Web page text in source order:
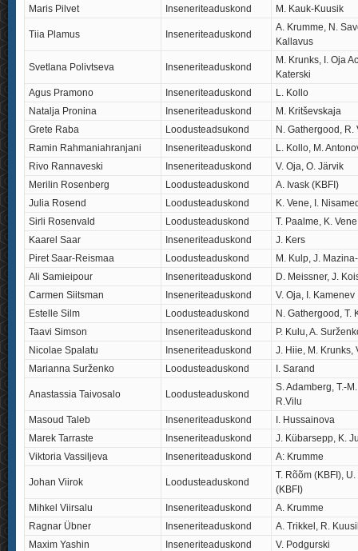
Maris Pilvet Inseneriteaduskond M. Kauk-Kuusik
Tiia Plamus Inseneriteaduskond
A. Krumme, N.
Kallavus
Svetlana Polivtseva Inseneriteaduskond
M. Krunks, I. Oja
Katerski
Agus Pramono
Inseneriteaduskond
L. Kollo
Natalja Pronina
Inseneriteaduskond
M. Kritševskaja
Grete Raba
Loodusteadsukond
N. Gathergood, R.
Ramin Rahmaniahranjani
Inseneriteaduskond
L. Kollo, M.
Rivo Rannaveski
Inseneriteaduskond
V. Oja, O. Järvik
Merilin Rosenberg
Loodusteaduskond
A. Ivask (KBFI)
Julia Rosend
Loodusteaduskond
K. Vene, I.
Sirli Rosenvald
Loodusteaduskond
T. Paalme, K. Vene
Kaarel Saar
Inseneriteaduskond
J. Kers
Piret Saar-Reismaa
Loodusteaduskond
M. Kulp, J.
Ali Samieipour
Inseneriteaduskond
D. Meissner, J.
Carmen Siitsman
Inseneriteaduskond
V. Oja, I. Kamenev
Estelle Silm
Loodusteaduskond
N. Gathergood, T.
Taavi Simson
Inseneriteaduskond
P. Kulu, A.
Nicolae Spalatu
Inseneriteaduskond
J. Hiie, M. Krunks,
Marianna Surženko
Loodusteaduskond I. Sarand
Anastassia Taivosalo Loodusteaduskond
S. Adamberg, T.-
R.Vilu
Masoud Taleb
Inseneriteaduskond
I. Hussainova
Marek Tarraste
Inseneriteaduskond
J. Kübarsepp, K.
Viktoria Vassiljeva
Inseneriteaduskond A: Krumme
Johan Viirok Loodusteaduskond
T. Rõõm (KBFI),
(KBFI)
Mihkel Viirsalu
Inseneriteaduskond
A. Krumme
Ragnar Übner
Inseneriteaduskond
A. Trikkel, R.
Maxim Yashin
Inseneriteaduskond
V. Podgurski